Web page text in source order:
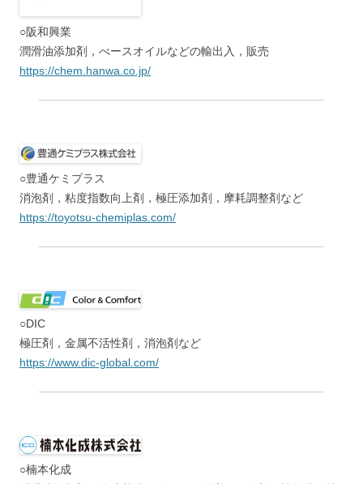
○阪和興業
潤滑油添加剤，べースオイルなどの輸出入，販売
https://chem.hanwa.co.jp/
○豊通ケミプラス
消泡剤，粘度指数向上剤，極圧添加剤，摩耗調整剤など
https://toyotsu-chemiplas.com/
○DIC
極圧剤，金属不活性剤，消泡剤など
https://www.dic-global.com/
○楠本化成